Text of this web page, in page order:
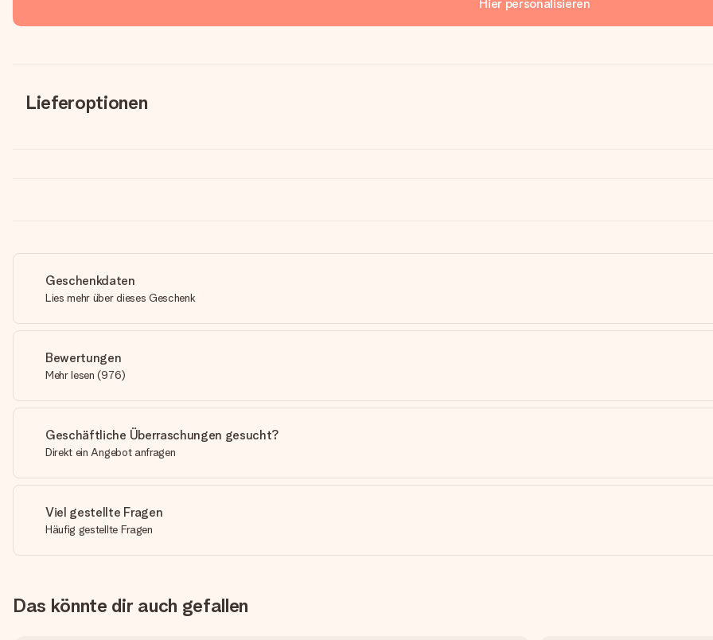
Hier personalisieren
Lieferoptionen
Geschenkdaten
Lies mehr über dieses Geschenk
Bewertungen
Mehr lesen (976)
Geschäftliche Überraschungen gesucht?
Direkt ein Angebot anfragen
Viel gestellte Fragen
Häufig gestellte Fragen
Das könnte dir auch gefallen